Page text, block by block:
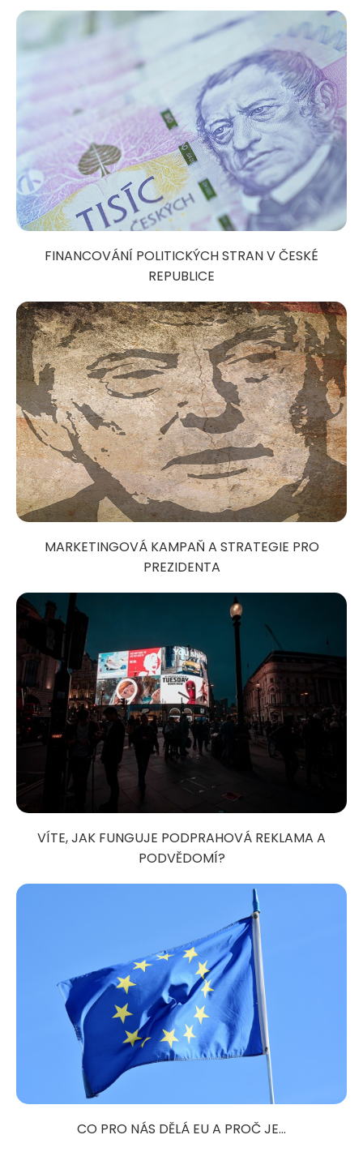
FINANCOVÁNÍ POLITICKÝCH STRAN V ČESKÉ
REPUBLICE
MARKETINGOVÁ KAMPAŇ A STRATEGIE PRO
PREZIDENTA
VÍTE, JAK FUNGUJE PODPRAHOVÁ REKLAMA A
PODVĚDOMÍ?
CO PRO NÁS DĚLÁ EU A PROČ JE...